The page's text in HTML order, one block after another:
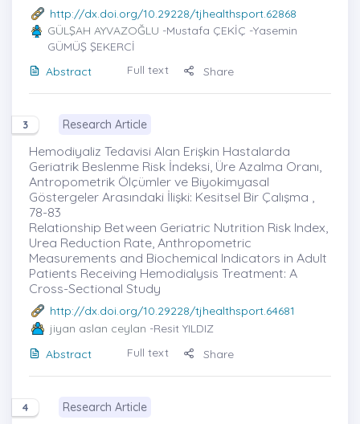
http://dx.doi.org/10.29228/tjhealthsport.62868
GÜLŞAH AYVAZOĞLU -Mustafa ÇEKİÇ -Yasemin
GÜMÜŞ ŞEKERCİ
Abstract
Full text Share
3 Research Article
Hemodiyaliz Tedavisi Alan Erişkin Hastalarda
Geriatrik Beslenme Risk İndeksi, Üre Azalma Oranı,
Antropometrik Ölçümler ve Biyokimyasal
Göstergeler Arasındaki İlişki: Kesitsel Bir Çalışma ,
78-83
Relationship Between Geriatric Nutrition Risk Index,
Urea Reduction Rate, Anthropometric
Measurements and Biochemical Indicators in Adult
Patients Receiving Hemodialysis Treatment: A
Cross-Sectional Study
http://dx.doi.org/10.29228/tjhealthsport.64681
jiyan aslan ceylan -Resit YILDIZ
Abstract
Full text Share
4 Research Article